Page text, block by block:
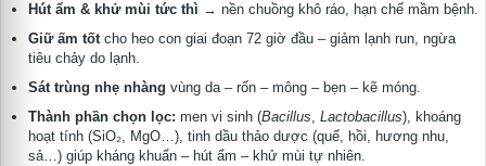
Hút ẩm & khử mùi tức thì → nền chuồng khô ráo, hạn chế mầm bệnh.
Giữ ấm tốtcho heo con giai đoạn 72 giờ đầu – giảm lạnh run, ngừa
tiêu chảy do lạnh.
Sát trùng nhẹ nhàng vùng da – rốn – mông – bẹn – kẽ móng.
Thành phần chọn lọc: men vi sinh (Bacillus, Lactobacillus), khoáng
hoạt tính (SiO₂, MgO…), tinh dầu thảo dược (quế, hồi, hương nhu,
sả…) giúp kháng khuẩn – hút ẩm – khử mùi tự nhiên.